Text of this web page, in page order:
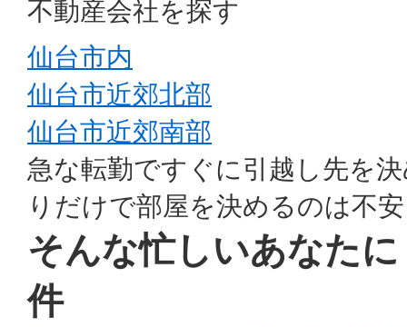
不動産会社を探す
仙台市内
仙台市近郊北部
仙台市近郊南部
急な転勤ですぐに引越し先を
りだけで部屋を決めるのは不
そんな忙しいあなた
件